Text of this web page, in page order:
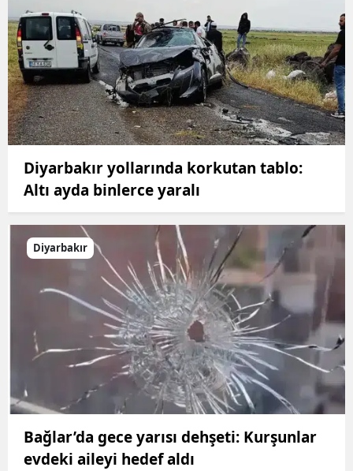
Diyarbakır yollarında korkutan tablo:
Altı ayda binlerce yaralı
Diyarbakır
Bağlar’da gece yarısı dehşeti: Kurşunlar
evdeki aileyi hedef aldı